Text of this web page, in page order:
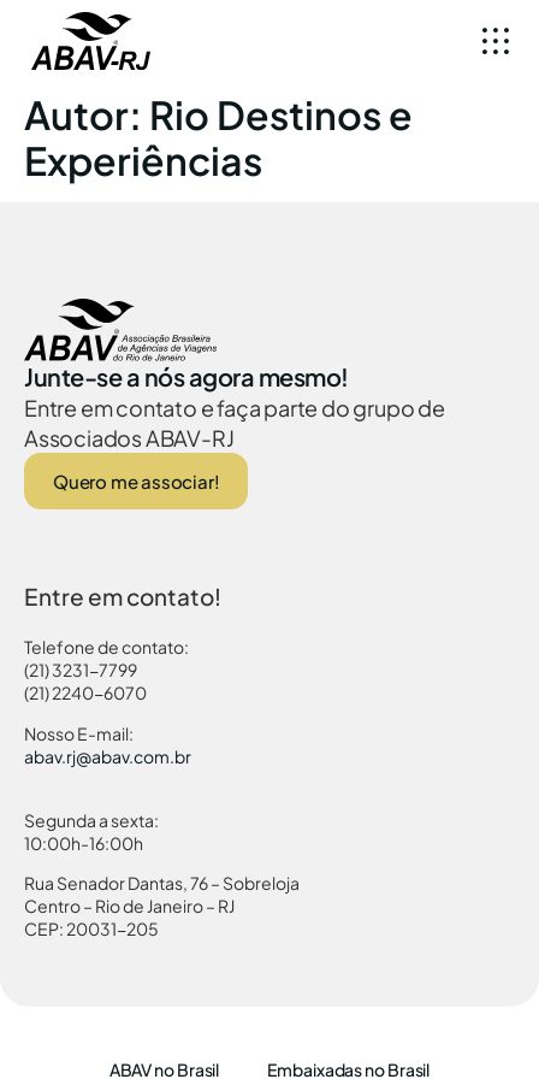
Autor: Rio Destinos e
Experiências
Junte-se a nós agora mesmo!
Entre em contato e faça parte do grupo de
Associados ABAV-RJ
Quero me associar!
Entre em contato!
Telefone de contato:
(21) 3231-7799
(21) 2240-6070
Nosso E-mail:
abav.rj@abav.com.br
Segunda a sexta:
10:00h-16:00h
Rua Senador Dantas, 76 – Sobreloja
Centro – Rio de Janeiro – RJ
CEP: 20031-205
ABAV no Brasil Embaixadas no Brasil